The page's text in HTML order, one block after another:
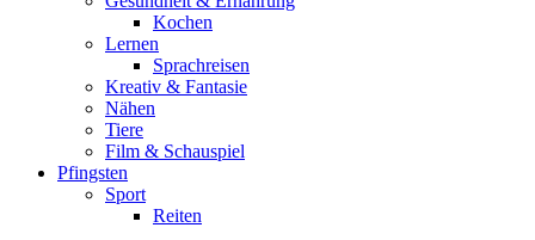
Kochen
Lernen
Sprachreisen
Kreativ & Fantasie
Nähen
Tiere
Film & Schauspiel
Pfingsten
Sport
Reiten